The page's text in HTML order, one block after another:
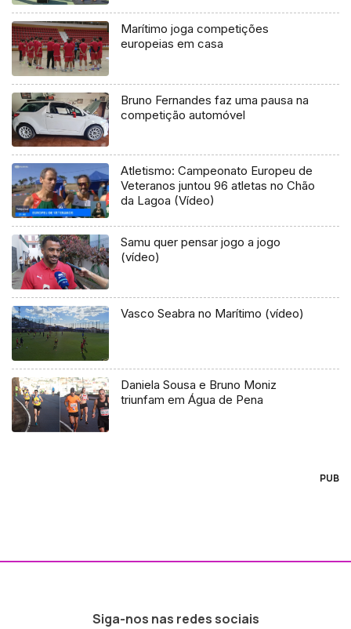
Marítimo joga competições
europeias em casa
Bruno Fernandes faz uma pausa na
competição automóvel
Atletismo: Campeonato Europeu de
Veteranos juntou 96 atletas no Chão
da Lagoa (Vídeo)
Samu quer pensar jogo a jogo
(vídeo)
Vasco Seabra no Marítimo (vídeo)
Daniela Sousa e Bruno Moniz
triunfam em Água de Pena
PUB
Siga-nos nas redes sociais